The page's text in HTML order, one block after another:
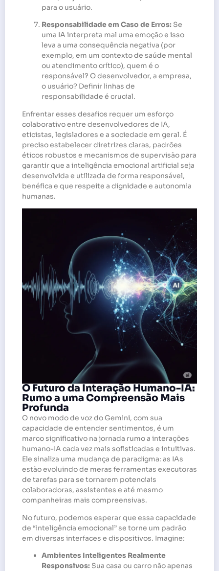
para o usuário.
Responsabilidade em Caso de Erros: Se
uma IA interpreta mal uma emoção e isso
leva a uma consequência negativa (por
exemplo, em um contexto de saúde mental
ou atendimento crítico), quem é o
responsável? O desenvolvedor, a empresa,
o usuário? Definir linhas de
responsabilidade é crucial.
Enfrentar esses desafios requer um esforço
colaborativo entre desenvolvedores de IA,
eticistas, legisladores e a sociedade em geral. É
preciso estabelecer diretrizes claras, padrões
éticos robustos e mecanismos de supervisão para
garantir que a inteligência emocional artificial seja
desenvolvida e utilizada de forma responsável,
benéfica e que respeite a dignidade e autonomia
humanas.
O Futuro da Interação Humano-IA:
Rumo a uma Compreensão Mais
Profunda
O novo modo de voz do Gemini, com sua
capacidade de entender sentimentos, é um
marco significativo na jornada rumo a interações
humano-IA cada vez mais sofisticadas e intuitivas.
Ele sinaliza uma mudança de paradigma: as IAs
estão evoluindo de meras ferramentas executoras
de tarefas para se tornarem potenciais
colaboradoras, assistentes e até mesmo
companheiras mais compreensivas.
No futuro, podemos esperar que essa capacidade
de “inteligência emocional” se torne um padrão
em diversas interfaces e dispositivos. Imagine:
Ambientes Inteligentes Realmente
Responsivos: Sua casa ou carro não apenas